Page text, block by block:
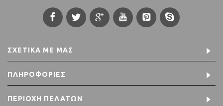
ΣΧΕΤΙΚΆ ΜΕ ΜΑΣ
ΠΛΗΡΟΦΟΡΊΕΣ
ΠΕΡΙΟΧΉ ΠΕΛΑΤΏΝ